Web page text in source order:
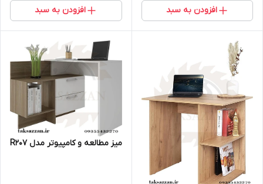
افزودن به سبد افزودن به سبد
میز مطالعه و کامپیوتر مدل R207